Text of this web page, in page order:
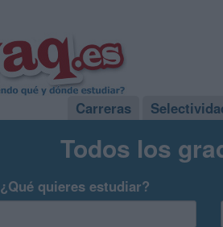
Carreras
Todos los
¿Qué quieres estudiar?